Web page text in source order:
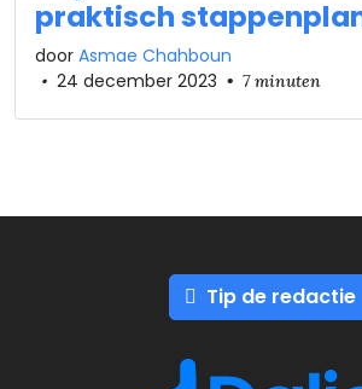
praktisch
door Asmae Chahboun
• 24 december 2023 • 7 minuten
Tip de redactie